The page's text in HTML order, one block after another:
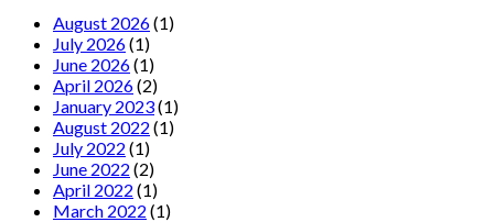
August 2026(1)
July 2026(1)
June 2026(1)
April 2026(2)
January 2023(1)
August 2022 (1)
July 2022 (1)
June 2022 (2)
April 2022 (1)
March 2022 (1)